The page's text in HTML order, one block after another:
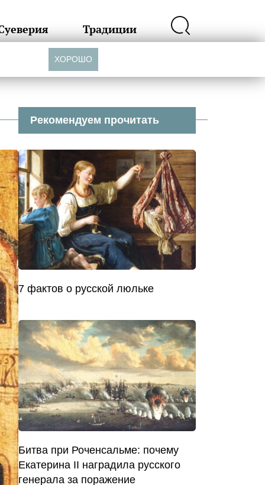
Традиции
Рекомендуем прочитать
7 фактов о русской люльке
Битва при Роченсальме: почему
Екатерина II наградила русского
генерала за поражение
ХОРОШО